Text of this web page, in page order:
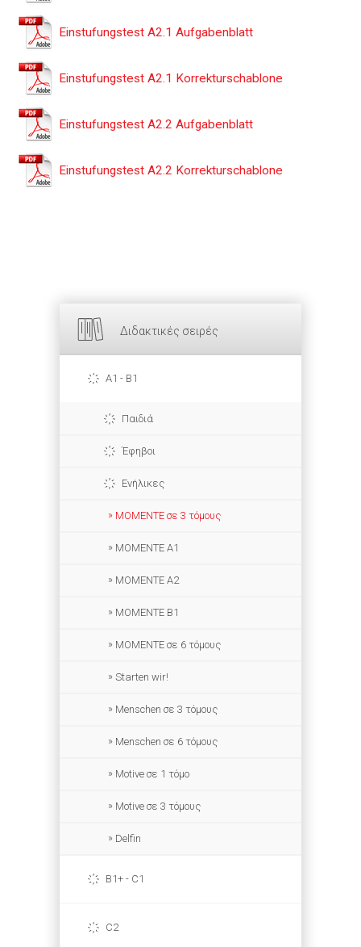
Διδακτικές σειρές
A1 - B1
Παιδιά
Έφηβοι
Ενήλικες
ΜΟΜΕΝΤΕ σε 3 τόμους
MOMENTE A1
MOMENTE A2
MOMENTE B1
MOMENTE σε 6 τόμους
Starten wir!
Menschen σε 3 τόμους
Menschen σε 6 τόμους
Motive σε 1 τόμο
Motive σε 3 τόμους
Delfin
B1+ - C1
C2
Einstufungstest A2.1 Aufgabenblatt
Einstufungstest A2.1 Korrekturschablone
Einstufungstest A2.2 Aufgabenblatt
Einstufungstest A2.2 Korrekturschablone